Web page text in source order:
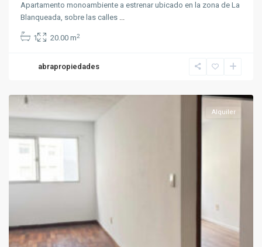
Apartamento monoambiente a estrenar ubicado en la zona de La
Blanqueada, sobre las calles ...
1 20.00 m2
abrapropiedades
Alquiler